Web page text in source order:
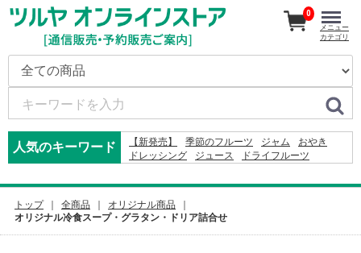
人気のキーワード 【新発売】 季節のフルーツ ジャム
おやき
ドレッシング
ジュース
ドライフルーツ
オードブル
りんご りんごかりんとう
2027
0
メニュー
カテゴリ
トップ 全商品
オリジナル商品
オリジナル冷食スープ・グラタン・ドリア詰合せ